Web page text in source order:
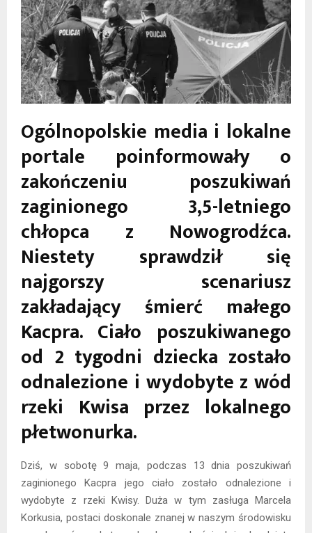
Ogólnopolskie media i lokalne
portale poinformowały o
zakończeniu poszukiwań
zaginionego 3,5-letniego
chłopca z Nowogrodźca.
Niestety sprawdził się
najgorszy scenariusz
zakładający śmierć małego
Kacpra. Ciało poszukiwanego
od 2 tygodni dziecka zostało
odnalezione i wydobyte z wód
rzeki Kwisa przez lokalnego
płetwonurka.
Dziś, w sobotę 9 maja, podczas 13 dnia poszukiwań
zaginionego Kacpra jego ciało zostało odnalezione i
wydobyte z rzeki Kwisy. Duża w tym zasługa Marcela
Korkusia, postaci doskonale znanej w naszym środowisku